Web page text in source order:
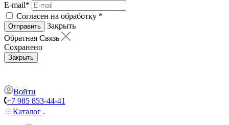
E-mail*
Согласен на обработку *
Отправить
Закрыть
Обратная Связь
Сохранено
Закрыть
Войти
+7 985 853-44-41
Каталог